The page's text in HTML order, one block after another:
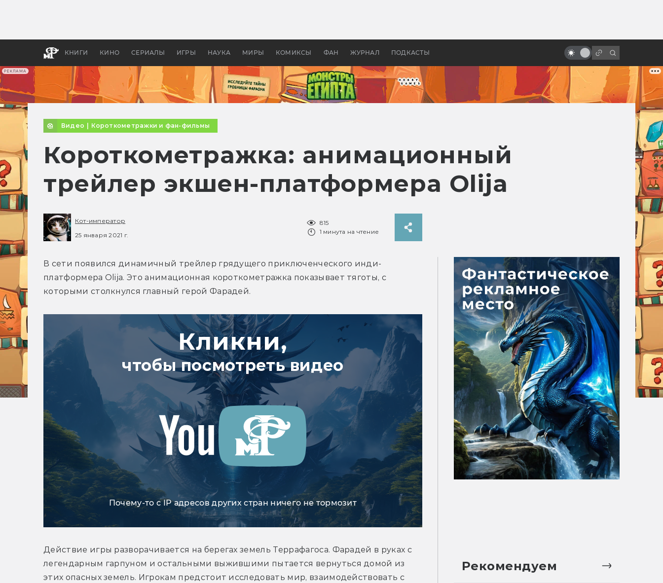
РЕКЛАМА
КНИГИ КИНО СЕРИАЛЫ ИГРЫ НАУКА МИРЫ КОМИКСЫ ФАН ЖУРНАЛ ПОДКАСТЫ
апокалипсис, в России —
бы «Властелина колец»
идеи к безумному фильму
Видео Короткометражки и фан-фильмы
Короткометражка: анимационный
трейлер экшен-платформера Olija
Кот-император
25 января 2021 г.
815
1 минута на чтение
В сети появился динамичный трейлер грядущего приключенческого инди-
платформера Olija. Это анимационная короткометражка показывает тяготы, с
которыми столкнулся главный герой Фарадей.
Кликни,
чтобы посмотреть видео
Почему-то с IP адресов других стран ничего не тормозит
Действие игры разворачивается на берегах земель Террафагоса. Фарадей в руках с
легендарным гарпуном и остальными выжившими пытается вернуться домой из
этих опасных земель. Игрокам предстоит исследовать мир, взаимодействовать с
Рекомендуем